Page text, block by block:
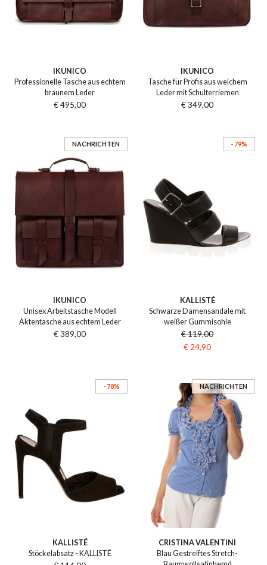
IKUNICO
Professionelle Tasche aus echtem
braunem Leder
€ 495,00
IKUNICO
Tasche für Profis aus weichem
Leder mit Schulterriemen
€ 349,00
NACHRICHTEN
IKUNICO
Unisex Arbeitstasche Modell
Aktentasche aus echtem Leder
€ 389,00
- 79%
KALLISTÉ
Schwarze Damensandale mit
weißer Gummisohle
€ 119,00
€ 24,90
- 78%
KALLISTÉ
Stöckelabsatz - KALLISTÉ
NACHRICHTEN
CRISTINA VALENTINI
Blau Gestreiftes Stretch-